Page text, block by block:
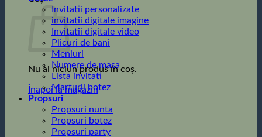
Nu ai niciun produs în coș.
Înapoi la magazin
Invitatii personalizate
invitatii digitale imagine
Invitatii digitale video
Plicuri de bani
Meniuri
Numere de masa
Lista invitati
Marturii botez
Propsuri
Propsuri nunta
Propsuri botez
Propsuri party